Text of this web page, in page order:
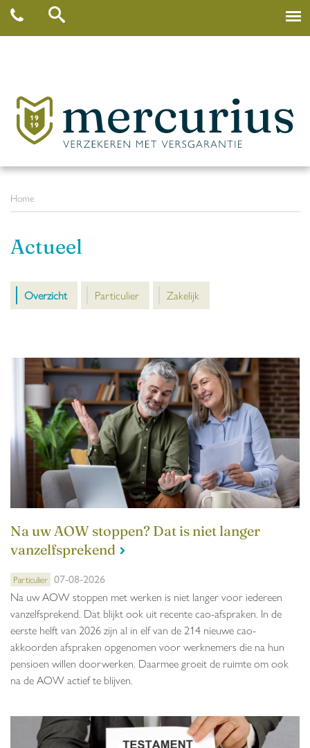
Home
Actueel
Overzicht Particulier Zakelijk
Na uw AOW stoppen? Dat is niet langer
vanzelfsprekend
Particulier 07-08-2026
Na uw AOW stoppen met werken is niet langer voor iedereen
vanzelfsprekend. Dat blijkt ook uit recente cao-afspraken. In de
eerste helft van 2026 zijn al in elf van de 214 nieuwe cao-
akkoorden afspraken opgenomen voor werknemers die na hun
pensioen willen doorwerken. Daarmee groeit de ruimte om ook
na de AOW actief te blijven.